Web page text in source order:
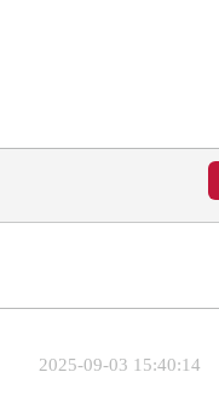
2025-09-03 15:40:14